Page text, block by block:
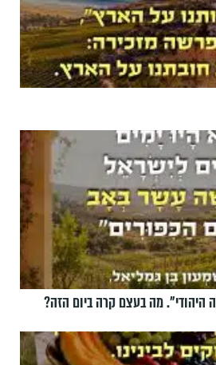
היהודי". מה בעצם קרה ביום הזה?